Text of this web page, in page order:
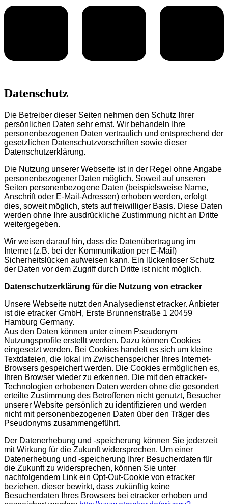
Datenschutz
Die Betreiber dieser Seiten nehmen den Schutz Ihrer
persönlichen Daten sehr ernst. Wir behandeln Ihre
personenbezogenen Daten vertraulich und entsprechend der
gesetzlichen Datenschutzvorschriften sowie dieser
Datenschutzerklärung.
Die Nutzung unserer Webseite ist in der Regel ohne Angabe
personenbezogener Daten möglich. Soweit auf unseren
Seiten personenbezogene Daten (beispielsweise Name,
Anschrift oder E-Mail-Adressen) erhoben werden, erfolgt
dies, soweit möglich, stets auf freiwilliger Basis. Diese Daten
werden ohne Ihre ausdrückliche Zustimmung nicht an Dritte
weitergegeben.
Wir weisen darauf hin, dass die Datenübertragung im
Internet (z.B. bei der Kommunikation per E-Mail)
Sicherheitslücken aufweisen kann. Ein lückenloser Schutz
der Daten vor dem Zugriff durch Dritte ist nicht möglich.
Datenschutzerklärung für die Nutzung von etracker
Unsere Webseite nutzt den Analysedienst etracker. Anbieter
ist die etracker GmbH, Erste Brunnenstraße 1 20459
Hamburg Germany.
Aus den Daten können unter einem Pseudonym
Nutzungsprofile erstellt werden. Dazu können Cookies
eingesetzt werden. Bei Cookies handelt es sich um kleine
Textdateien, die lokal im Zwischenspeicher Ihres Internet-
Browsers gespeichert werden. Die Cookies ermöglichen es,
Ihren Browser wieder zu erkennen. Die mit den etracker-
Technologien erhobenen Daten werden ohne die gesondert
erteilte Zustimmung des Betroffenen nicht genutzt, Besucher
unserer Website persönlich zu identifizieren und werden
nicht mit personenbezogenen Daten über den Träger des
Pseudonyms zusammengeführt.
Der Datenerhebung und -speicherung können Sie jederzeit
mit Wirkung für die Zukunft widersprechen. Um einer
Datenerhebung und -speicherung Ihrer Besucherdaten für
die Zukunft zu widersprechen, können Sie unter
nachfolgendem Link ein Opt-Out-Cookie von etracker
beziehen, dieser bewirkt, dass zukünftig keine
Besucherdaten Ihres Browsers bei etracker erhoben und